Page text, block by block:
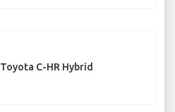
Toyota C-HR Hybrid